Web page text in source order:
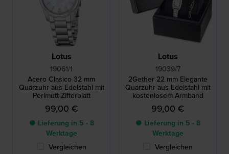
Lotus
19061/1
Acero Clasico 32 mm
Quarzuhr aus Edelstahl mit
Perlmutt-Zifferblatt
99,00 €
● Lieferung in 5 - 8
Werktage
Vergleichen
Lotus
19039/7
2Gether 22 mm Elegante
Quarzuhr aus Edelstahl mit
kostenlosem Armband
99,00 €
● Lieferung in 5 - 8
Werktage
Vergleichen